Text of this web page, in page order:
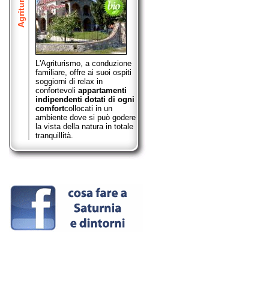
L'Agriturismo, a conduzione
familiare, offre ai suoi ospiti
soggiorni di relax in
confortevoli appartamenti
indipendenti dotati di ogni
comfortcollocati in un
ambiente dove si può godere
la vista della natura in totale
tranquillità.